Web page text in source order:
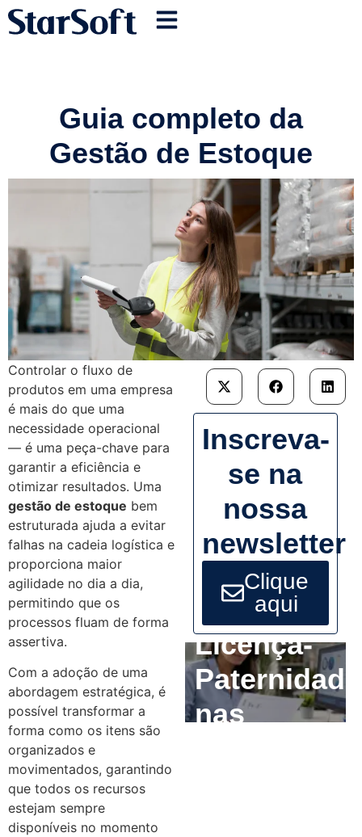
Guia completo da
Gestão de Estoque
Controlar o fluxo de
produtos em uma empresa
é mais do que uma
necessidade operacional
— é uma peça-chave para
garantir a eficiência e
otimizar resultados. Uma
gestão de estoque bem
estruturada ajuda a evitar
falhas na cadeia logística e
proporciona maior
agilidade no dia a dia,
permitindo que os
processos fluam de forma
assertiva.
Com a adoção de uma
abordagem estratégica, é
possível transformar a
forma como os itens são
organizados e
movimentados, garantindo
que todos os recursos
estejam sempre
disponíveis no momento
Inscreva-
se na
nossa
newsletter
Clique
aqui
Licença-
Paternidade
nas